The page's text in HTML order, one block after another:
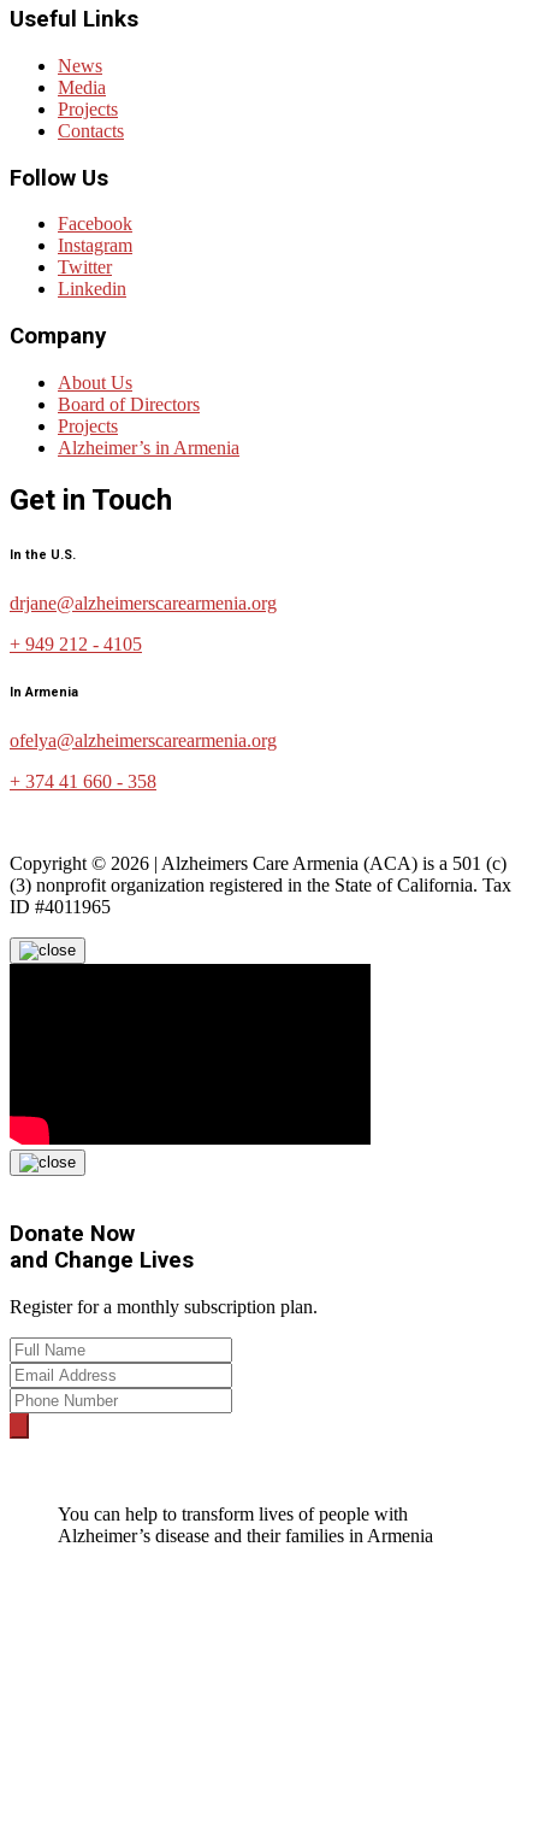
Useful Links
News
Media
Projects
Contacts
Follow Us
Facebook
Instagram
Twitter
Linkedin
Company
About Us
Board of Directors
Projects
Alzheimer’s in Armenia
Get in Touch
In the U.S.
drjane@alzheimerscarearmenia.org
+ 949 212 - 4105
In Armenia
ofelya@alzheimerscarearmenia.org
+ 374 41 660 - 358
Copyright © 2026 | Alzheimers Care Armenia (ACA) is a 501 (c)
(3) nonprofit organization registered in the State of California. Tax
ID #4011965
Donate Now
and Change Lives
Register for a monthly subscription plan.
You can help to transform lives of people with
Alzheimer’s disease and their families in Armenia